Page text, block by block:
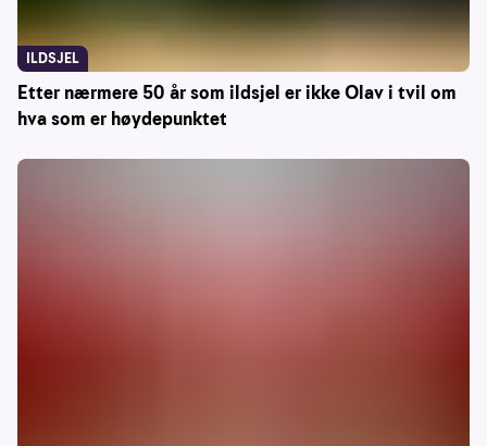
Etter nærmere 50 år som ildsjel er ikke Olav i tvil om
hva som er høydepunktet
ILDSJEL